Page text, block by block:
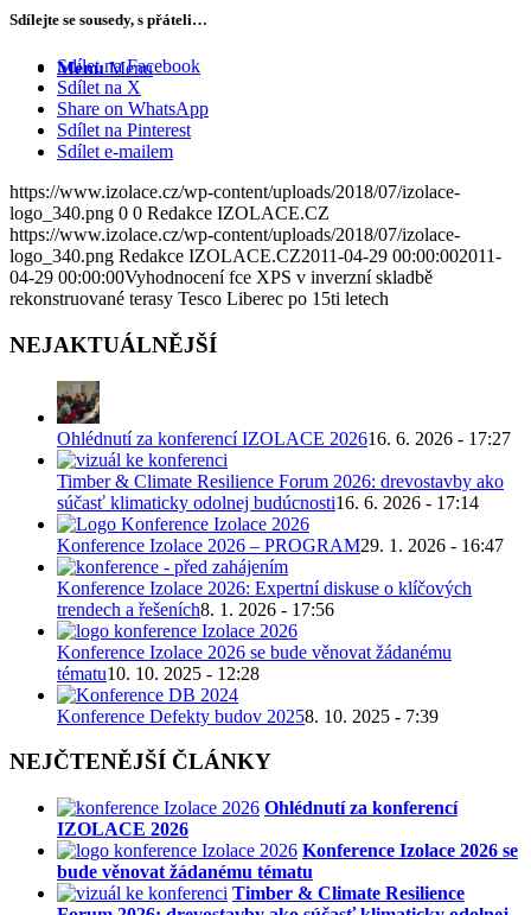
Menu Menu
Sdílejte se sousedy, s přáteli…
Sdílet na Facebook
Sdílet na X
Share on WhatsApp
Sdílet na Pinterest
Sdílet e-mailem
https://www.izolace.cz/wp-content/uploads/2018/07/izolace-
logo_340.png 0 0 Redakce IZOLACE.CZ
https://www.izolace.cz/wp-content/uploads/2018/07/izolace-
logo_340.png Redakce IZOLACE.CZ2011-04-29 00:00:002011-
04-29 00:00:00Vyhodnocení fce XPS v inverzní skladbě
rekonstruované terasy Tesco Liberec po 15ti letech
NEJAKTUÁLNĚJŠÍ
Ohlédnutí za konferencí IZOLACE 202616. 6. 2026 - 17:27
Timber & Climate Resilience Forum 2026: drevostavby ako
súčasť klimaticky odolnej budúcnosti16. 6. 2026 - 17:14
Konference Izolace 2026 – PROGRAM29. 1. 2026 - 16:47
Konference Izolace 2026: Expertní diskuse o klíčových
trendech a řešeních8. 1. 2026 - 17:56
Konference Izolace 2026 se bude věnovat žádanému
tématu10. 10. 2025 - 12:28
Konference Defekty budov 20258. 10. 2025 - 7:39
NEJČTENĚJŠÍ ČLÁNKY
Ohlédnutí za konferencí
IZOLACE 2026
Konference Izolace 2026 se
bude věnovat žádanému tématu
Timber & Climate Resilience